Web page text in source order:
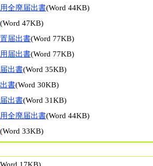
全廃届出書(Word 44KB)
(Word 47KB)
届出書(Word 77KB)
届出書(Word 77KB)
出書(Word 35KB)
書(Word 30KB)
出書(Word 31KB)
全廃届出書(Word 44KB)
(Word 33KB)